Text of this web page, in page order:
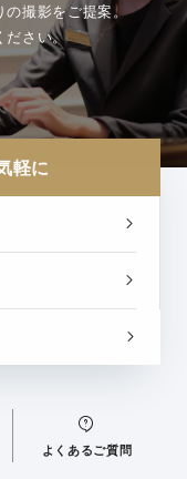
の撮影をご提案。
ださい。
軽に
よくあるご質問